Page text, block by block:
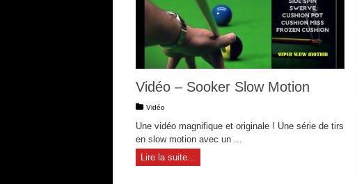
Vidéo – Sooker Slow Motion
Vidéo
Une vidéo magnifique et originale ! Une série de tirs
en slow motion avec un ...
Lire la suite...